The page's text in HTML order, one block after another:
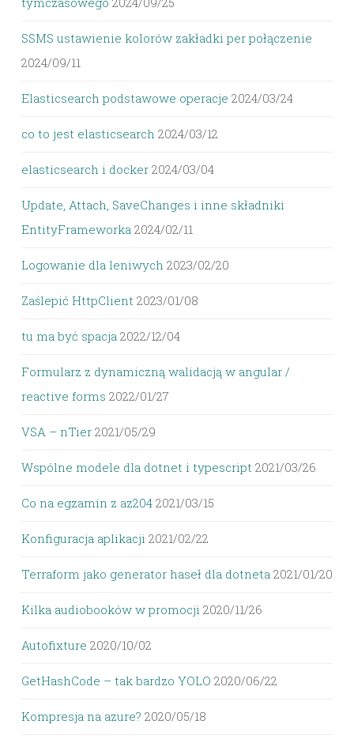
SSMS ustawienie kolorów zakładki per połączenie
2024/09/11
Elasticsearch podstawowe operacje 2024/03/24
co to jest elasticsearch 2024/03/12
elasticsearch i docker 2024/03/04
Update, Attach, SaveChanges i inne składniki
EntityFrameworka 2024/02/11
Logowanie dla leniwych 2023/02/20
Zaślepić HttpClient 2023/01/08
tu ma być spacja 2022/12/04
Formularz z dynamiczną walidacją w angular /
reactive forms 2022/01/27
VSA – nTier 2021/05/29
Wspólne modele dla dotnet i typescript 2021/03/26
Co na egzamin z az204 2021/03/15
Konfiguracja aplikacji 2021/02/22
Terraform jako generator haseł dla dotneta 2021/01/20
Kilka audiobooków w promocji 2020/11/26
Autofixture 2020/10/02
GetHashCode – tak bardzo YOLO 2020/06/22
Kompresja na azure? 2020/05/18